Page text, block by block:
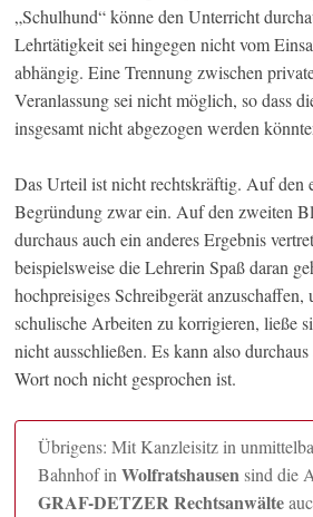
„Schulhund“ könne den Unterricht
Lehrtätigkeit sei hingegen nicht vom
abhängig. Eine Trennung zwischen
Veranlassung sei nicht möglich, so dass
insgesamt nicht abgezogen werden
Das Urteil ist nicht rechtskräftig. Auf den
Begründung zwar ein. Auf den zweiten
durchaus auch ein anderes Ergebnis
beispielsweise die Lehrerin Spaß daran
hochpreisiges Schreibgerät anzuschaffen,
schulische Arbeiten zu korrigieren, ließe
nicht ausschließen. Es kann also
Wort noch nicht gesprochen ist.
Übrigens: Mit Kanzleisitz in
Bahnhof inWolfratshausensind die
GRAF-DETZER Rechtsanwälte